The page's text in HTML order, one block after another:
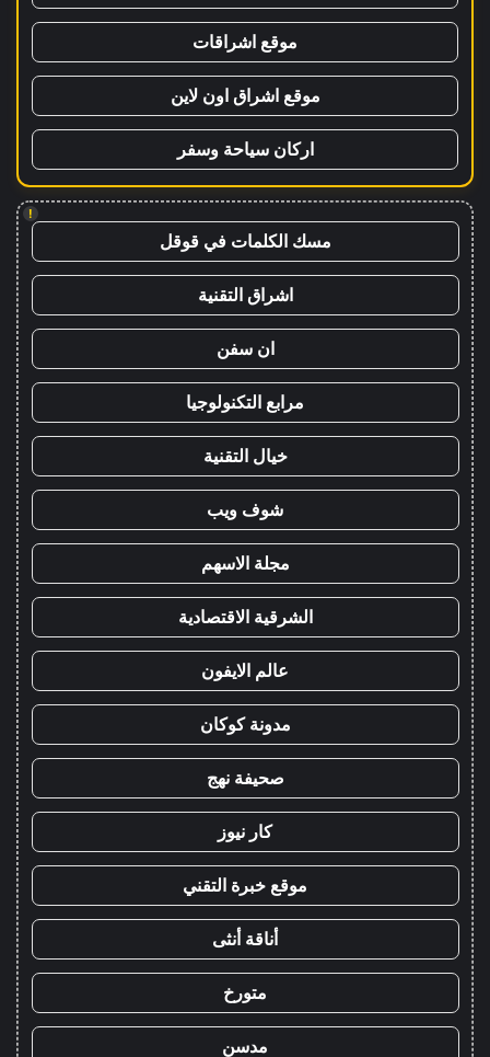
موقع اشراقات
موقع اشراق اون لاين
اركان سياحة وسفر
!
مسك الكلمات في قوقل
اشراق التقنية
ان سفن
مرابع التكنولوجيا
خيال التقنية
شوف ويب
مجلة الاسهم
الشرقية الاقتصادية
عالم الايفون
مدونة كوكان
صحيفة نهج
كار نيوز
موقع خبرة التقني
أناقة أنثى
متورخ
مدسن